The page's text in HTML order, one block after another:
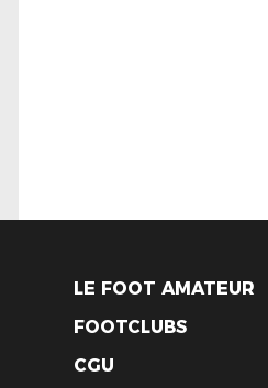
LE FOOT AMATEUR
FOOTCLUBS
CGU